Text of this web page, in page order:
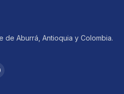
de Aburrá, Antioquia y Colombia.